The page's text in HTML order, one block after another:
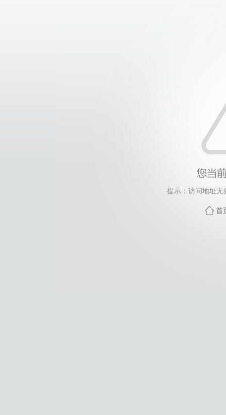
提示：访问地址无
首